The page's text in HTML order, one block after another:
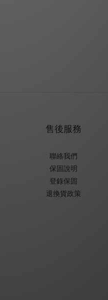
售後服務
聯絡我們
保固說明
登錄保固
退換貨政策